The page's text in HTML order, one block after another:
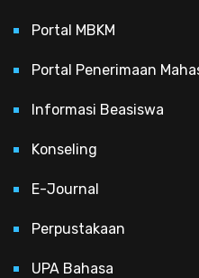
Portal MBKM
Portal Penerimaan
Informasi Beasiswa
Konseling
E-Journal
Perpustakaan
UPA Bahasa